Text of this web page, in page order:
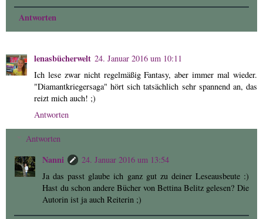
Antworten
lenasbücherwelt 24. Januar 2016 um 10:11
Ich lese zwar nicht regelmäßig Fantasy, aber immer mal wieder.
"Diamantkriegersaga" hört sich tatsächlich sehr spannend an, das
reizt mich auch! ;)
Antworten
Antworten
Nanni
24. Januar 2016 um 13:54
Ja das passt glaube ich ganz gut zu deiner Leseausbeute :)
Hast du schon andere Bücher von Bettina Belitz gelesen? Die
Autorin ist ja auch Reiterin ;)